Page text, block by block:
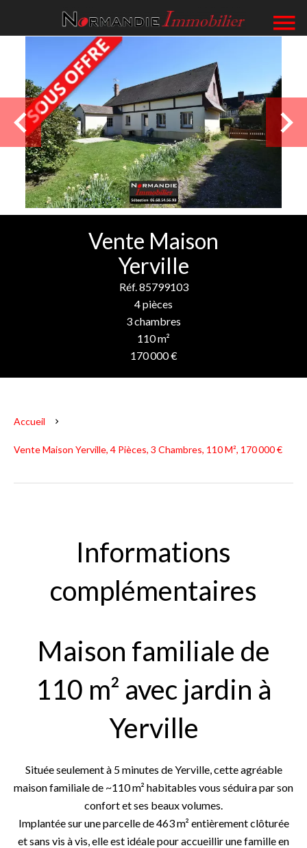
Vente Maison
Yerville
Réf. 85799103
4 pièces
3 chambres
110 m²
170 000 €
Accueil
Vente Maison Yerville, 4 Pièces, 3 Chambres, 110 M², 170 000 €
Informations
complémentaires
Maison familiale de
110 m² avec jardin à
Yerville
Située seulement à 5 minutes de Yerville, cette agréable
maison familiale de ~110 m² habitables vous séduira par son
confort et ses beaux volumes.
Implantée sur une parcelle de 463 m² entièrement clôturée
et sans vis à vis, elle est idéale pour accueillir une famille en